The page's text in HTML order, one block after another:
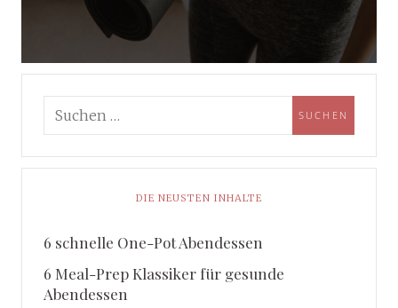
DIE NEUSTEN INHALTE
6 schnelle One-Pot Abendessen
6 Meal-Prep Klassiker für gesunde
Abendessen